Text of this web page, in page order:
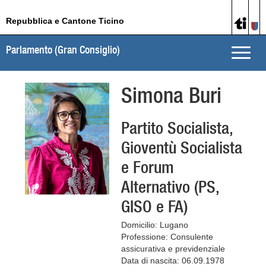
Repubblica e Cantone Ticino
Toggle
Parlamento (Gran Consiglio)
Simona Buri
Partito Socialista,
Gioventù Socialista
e Forum
Alternativo (PS,
GISO e FA)
Domicilio: Lugano
Professione: Consulente
assicurativa e previdenziale
Data di nascita: 06.09.1978